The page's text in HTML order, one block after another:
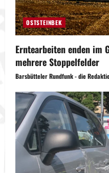
OSTSTEINBEK
Erntearbeiten enden im
mehrere Stoppelfelder
Barsbütteler Rundfunk - die